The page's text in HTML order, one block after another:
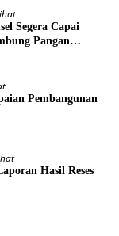
Segera Capai
Pangan
Pembangunan
Hasil Reses